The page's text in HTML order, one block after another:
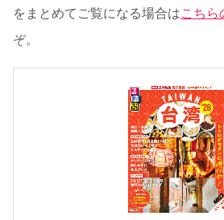
をまとめてご覧になる場合はこちら
ぞ。